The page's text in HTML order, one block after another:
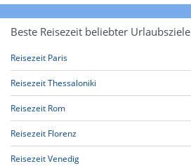
Beste Reisezeit beliebter Urlaubsziele
Reisezeit Paris
Reisezeit Thessaloniki
Reisezeit Rom
Reisezeit Florenz
Reisezeit Venedig